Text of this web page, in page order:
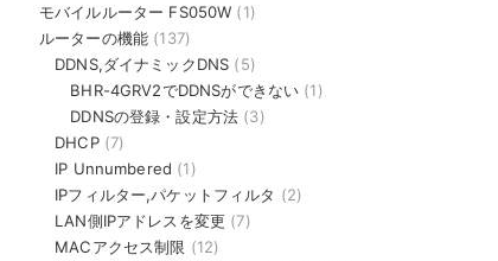
モバイルルーター FS050W (1)
ルーターの機能 (137)
DDNS,ダイナミックDNS (5)
BHR-4GRV2でDDNSができない (1)
DDNSの登録・設定方法 (3)
DHCP(7)
IP Unnumbered (1)
IPフィルター,パケットフィルタ (2)
LAN側IPアドレスを変更 (7)
MACアクセス制限 (12)